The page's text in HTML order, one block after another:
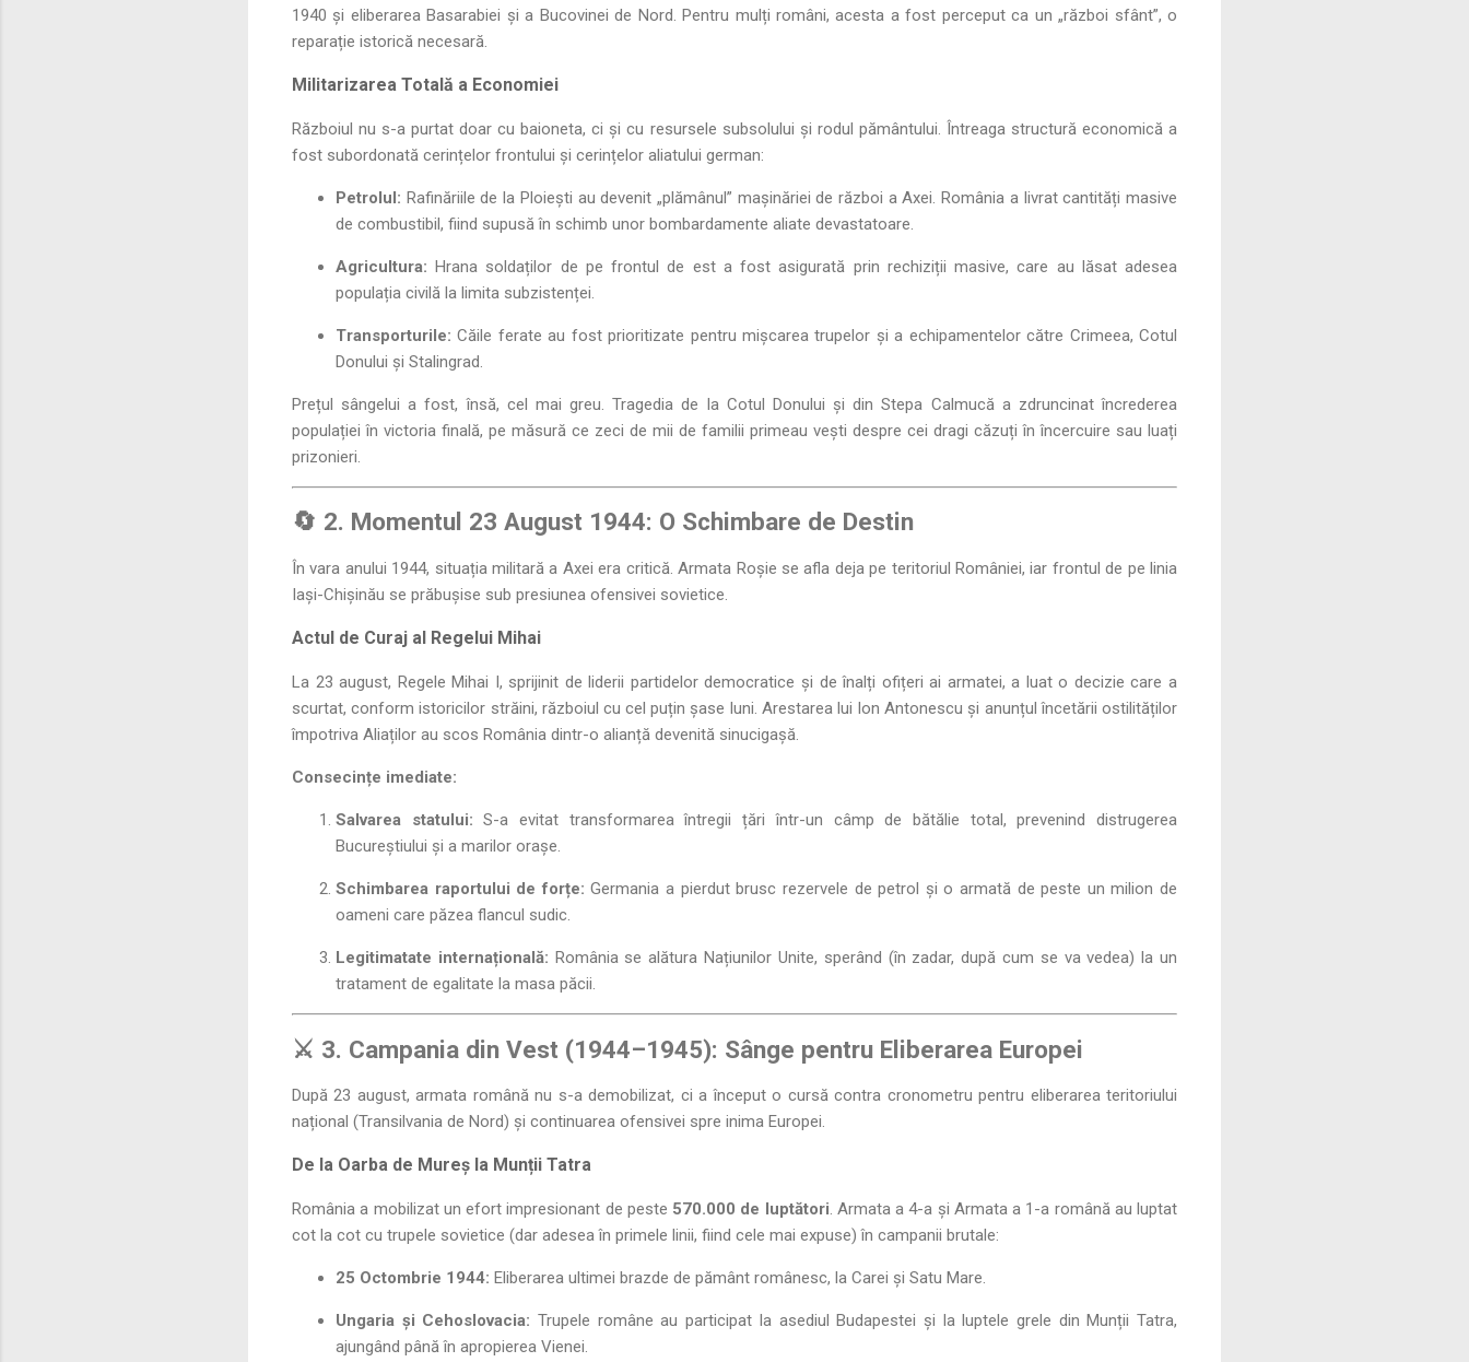
1940 și eliberarea Basarabiei și a Bucovinei de Nord. Pentru mulți români, acesta a fost perceput ca un „război sfânt”, o
reparație istorică necesară.
Militarizarea Totală a Economiei
Războiul nu s-a purtat doar cu baioneta, ci și cu resursele subsolului și rodul pământului. Întreaga structură economică a
fost subordonată cerințelor frontului și cerințelor aliatului german:
Petrolul: Rafinăriile de la Ploiești au devenit „plămânul” mașinăriei de război a Axei. România a livrat cantități masive
de combustibil, fiind supusă în schimb unor bombardamente aliate devastatoare.
Agricultura: Hrana soldaților de pe frontul de est a fost asigurată prin rechiziții masive, care au lăsat adesea
populația civilă la limita subzistenței.
Transporturile: Căile ferate au fost prioritizate pentru mișcarea trupelor și a echipamentelor către Crimeea, Cotul
Donului și Stalingrad.
Prețul sângelui a fost, însă, cel mai greu. Tragedia de la Cotul Donului și din Stepa Calmucă a zdruncinat încrederea
populației în victoria finală, pe măsură ce zeci de mii de familii primeau vești despre cei dragi căzuți în încercuire sau luați
prizonieri.
🔄 2. Momentul 23 August 1944: O Schimbare de Destin
În vara anului 1944, situația militară a Axei era critică. Armata Roșie se afla deja pe teritoriul României, iar frontul de pe linia
Iași-Chișinău se prăbușise sub presiunea ofensivei sovietice.
Actul de Curaj al Regelui Mihai
La 23 august, Regele Mihai I, sprijinit de liderii partidelor democratice și de înalți ofițeri ai armatei, a luat o decizie care a
scurtat, conform istoricilor străini, războiul cu cel puțin șase luni. Arestarea lui Ion Antonescu și anunțul încetării ostilităților
împotriva Aliaților au scos România dintr-o alianță devenită sinucigașă.
Consecințe imediate:
Salvarea statului: S-a evitat transformarea întregii țări într-un câmp de bătălie total, prevenind distrugerea
Bucureștiului și a marilor orașe.
Schimbarea raportului de forțe: Germania a pierdut brusc rezervele de petrol și o armată de peste un milion de
oameni care păzea flancul sudic.
Legitimatate internațională: România se alătura Națiunilor Unite, sperând (în zadar, după cum se va vedea) la un
tratament de egalitate la masa păcii.
⚔️ 3. Campania din Vest (1944–1945): Sânge pentru Eliberarea Europei
După 23 august, armata română nu s-a demobilizat, ci a început o cursă contra cronometru pentru eliberarea teritoriului
național (Transilvania de Nord) și continuarea ofensivei spre inima Europei.
De la Oarba de Mureș la Munții Tatra
România a mobilizat un efort impresionant de peste 570.000 de luptători. Armata a 4-a și Armata a 1-a română au luptat
cot la cot cu trupele sovietice (dar adesea în primele linii, fiind cele mai expuse) în campanii brutale:
25 Octombrie 1944: Eliberarea ultimei brazde de pământ românesc, la Carei și Satu Mare.
Ungaria și Cehoslovacia: Trupele române au participat la asediul Budapestei și la luptele grele din Munții Tatra,
ajungând până în apropierea Vienei.